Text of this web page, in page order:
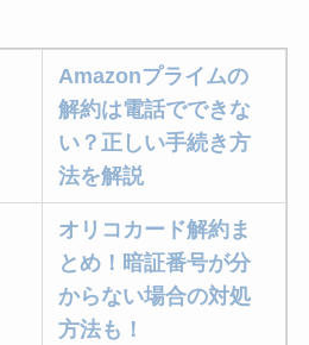
Amazonプライムの
解約は電話でできな
い？正しい手続き方
法を解説
オリコカード解約ま
とめ！暗証番号が分
からない場合の対処
方法も！